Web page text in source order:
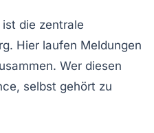
ist die zentrale
Hier laufen Meldungen
Wer diesen
selbst gehört zu